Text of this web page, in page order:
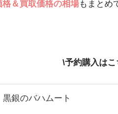
格＆買取価格の相場もまとめ
\予約購入はこ
黒銀のバハムート